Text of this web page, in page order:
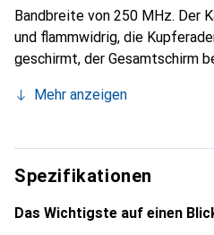
Bandbreite von 250 MHz. Der
und flammwidrig, die
geschirmt, der Gesamtschirm
angespritzten, schlanken
Farben und Längen erhältlich.
Mehr anzeigen
Spezifikationen
Das Wichtigste auf einen